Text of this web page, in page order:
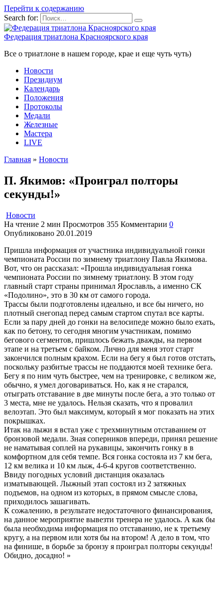
Перейти к содержанию
Search for:
Федерация триатлона Красноярского края
Все о триатлоне в нашем городе, крае и еще чуть чуть)
Новости
Президиум
Календарь
Положения
Протоколы
Медали
Железные
Мастера
LIVE
Главная » Новости
П. Якимов: «Проиграл полторы
секунды!»
Новости
На чтение 2 мин Просмотров 355 Комментарии 0
Опубликовано 20.01.2019
Пришла информация от участника индивидуальной гонки
чемпионата России по зимнему триатлону Павла Якимова.
Вот, что он рассказал: «Прошла индивидуальная гонка
чемпионата России по зимнему триатлону. В этом году
главный старт страны принимал Ярославль, а именно СК
«Подолино», это в 30 км от самого города.
Трассы были подготовлены идеально, и все бы ничего, но
плотный снегопад перед самым стартом спутал все карты.
Если за пару дней до гонки на велосипеде можно было ехать,
как по бетону, то сегодня многим участникам, помимо
бегового сегментов, пришлось бежать дважды, на первом
этапе и на третьем с байком. Лично для меня этот старт
закончился полным крахом. Если на бегу я был готов отстать,
поскольку разбитые трассы не поддаются моей технике бега.
Бегу я по ним чуть быстрее, чем на тренировке, с великом же,
обычно, я умел договариваться. Но, как я не старался,
отыграть отставание в две минуты после бега, а это только от
3 места, мне не удалось. Нельзя сказать, что я провалил
велоэтап. Это был максимум, который я мог показать на этих
покрышках.
Итак на лыжи я встал уже с трехминутным отставанием от
бронзовой медали. Зная соперников впереди, принял решение
не наматывая соплей на рукавицы, закончить гонку в в
комфортном для себя темпе. Вся гонка состояла из 7 км бега,
12 км велика и 10 км лыж, 4-6-4 кругов соответственно.
Ввиду погодных условий дистанция оказалась
изматывающей. Лыжный этап состоял из 2 затяжных
подъемов, на одном из которых, в прямом смысле слова,
приходилось зашагивать.
К сожалению, в результате недостаточного финансирования,
на данное мероприятие вывезти тренера не удалось. А как бы
была необходима информация по отставанию, не к третьему
кругу, а на первом или хотя бы на втором! А дело в том, что
на финише, в борьбе за бронзу я проиграл полторы секунды!
Обидно, досадно! »